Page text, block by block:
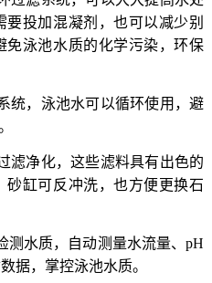
投加混凝剂，也可以减少别
免泳池水质的化学污染，环保
统，泳池水可以循环使用，避
滤净化，这些滤料具有出色的
缸可反冲洗，也方便更换石
测水质，自动测量水流量、pH
据，掌控泳池水质。